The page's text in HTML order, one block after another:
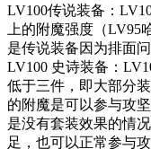
LV100传说装备：
上的附魔强度（LV95
是传说装备因为排面
LV100 史诗装备：
低于三件，即大部分
的附魔是可以参与攻
是没有套装效果的情
足，也可以正常参与攻